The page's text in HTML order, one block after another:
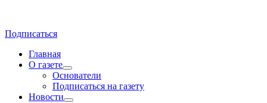
Подписаться
Главная
О газете
Основатели
Подписаться на газету
Новости